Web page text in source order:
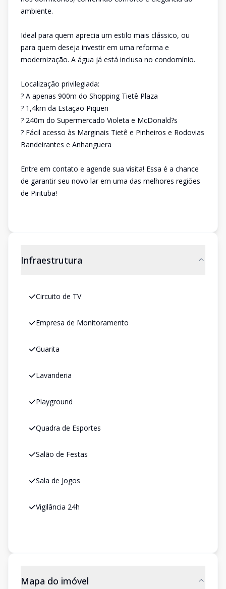
ambiente.
Ideal para quem aprecia um estilo mais clássico, ou
para quem deseja investir em uma reforma e
modernização. A água já está inclusa no condomínio.
Localização privilegiada:
? A apenas 900m do Shopping Tietê Plaza
? 1,4km da Estação Piqueri
? 240m do Supermercado Violeta e McDonald?s
? Fácil acesso às Marginais Tietê e Pinheiros e Rodovias
Bandeirantes e Anhanguera
Entre em contato e agende sua visita! Essa é a chance
de garantir seu novo lar em uma das melhores regiões
de Pirituba!
Infraestrutura
Circuito de TV
Empresa de Monitoramento
Guarita
Lavanderia
Playground
Quadra de Esportes
Salão de Festas
Sala de Jogos
Vigilância 24h
Mapa do imóvel